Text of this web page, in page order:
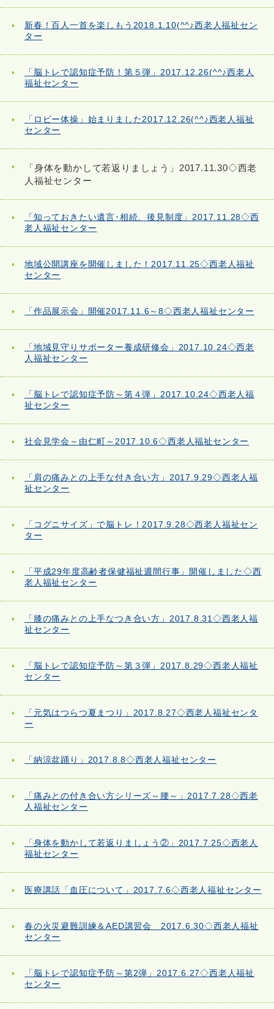
新春！百人一首を楽しもう2018.1.10(^^♪西老人福祉セン
ター
「脳トレで認知症予防！第５弾」2017.12.26(^^♪西老人
福祉センター
「ロビー体操」始まりました2017.12.26(^^♪西老人福祉
センター
「身体を動かして若返りましょう」2017.11.30◇西老
人福祉センター
「知っておきたい遺言･相続、後見制度」2017.11.28◇西
老人福祉センター
地域公開講座を開催しました！2017.11.25◇西老人福祉
センター
「作品展示会」開催2017.11.6～8◇西老人福祉センター
「地域見守りサポーター養成研修会」2017.10.24◇西老
人福祉センター
「脳トレで認知症予防～第４弾」2017.10.24◇西老人福
祉センター
社会見学会～由仁町～2017.10.6◇西老人福祉センター
「肩の痛みとの上手な付き合い方」2017.9.29◇西老人福
祉センター
「コグニサイズ」で脳トレ！2017.9.28◇西老人福祉セン
ター
「平成29年度高齢者保健福祉週間行事」開催しました◇西
老人福祉センター
「膝の痛みとの上手なつき合い方」2017.8.31◇西老人福
祉センター
「脳トレで認知症予防～第３弾」2017.8.29◇西老人福祉
センター
「元気はつらつ夏まつり」2017.8.27◇西老人福祉センタ
ー
「納涼盆踊り」2017.8.8◇西老人福祉センター
「痛みとの付き合い方シリーズ～腰～」2017.7.28◇西老
人福祉センター
「身体を動かして若返りましょう②」2017.7.25◇西老人
福祉センター
医療講話「血圧について」2017.7.6◇西老人福祉センター
春の火災避難訓練＆AED講習会 2017.6.30◇西老人福祉
センター
「脳トレで認知症予防～第2弾」2017.6.27◇西老人福祉
センター